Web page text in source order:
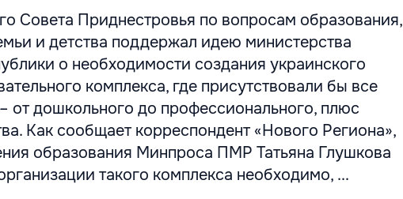
Совета Приднестровья по вопросам образования,
и детства поддержал идею министерства
о необходимости создания украинского
комплекса, где присутствовали бы все
от дошкольного до профессионального, плюс
Как сообщает корреспондент «Нового Региона»,
образования Минпроса ПМР Татьяна Глушкова
такого комплекса необходимо, ...